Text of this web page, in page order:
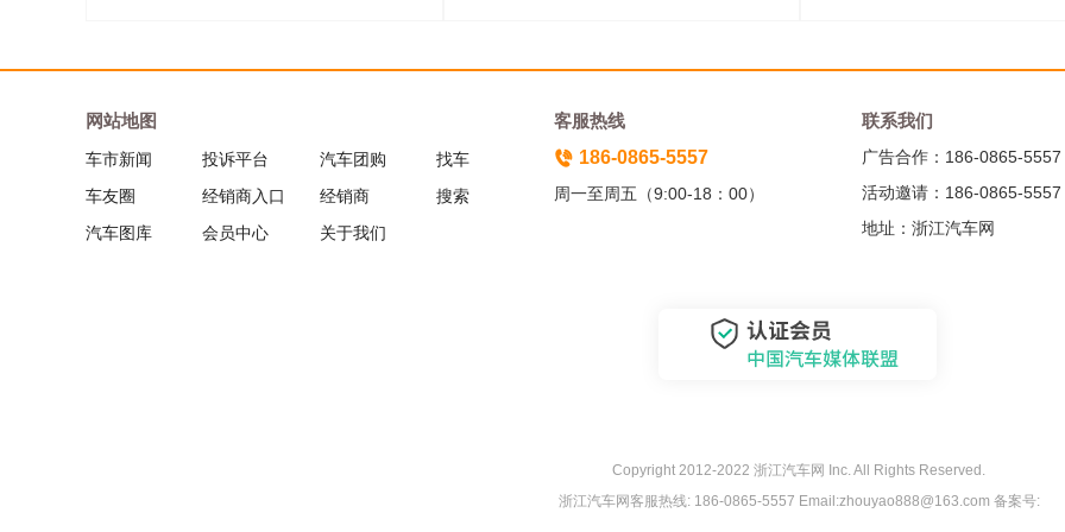
网站地图
车市新闻 投诉平台 汽车团购
找车
车友圈
经销商入口 经销商
搜索
汽车图库
会员中心 关于我们
客服热线
186-0865-5557
周一至周五（9:00-18：00）
联系我们
广告合作：186-0865-5557
活动邀请：186-0865-5557
地址：浙江汽车网
Copyright 2012-2022 浙江汽车网 Inc. All Rights Reserved.
浙江汽车网客服热线: 186-0865-5557 Email:zhouyao888@163.com 备案号: